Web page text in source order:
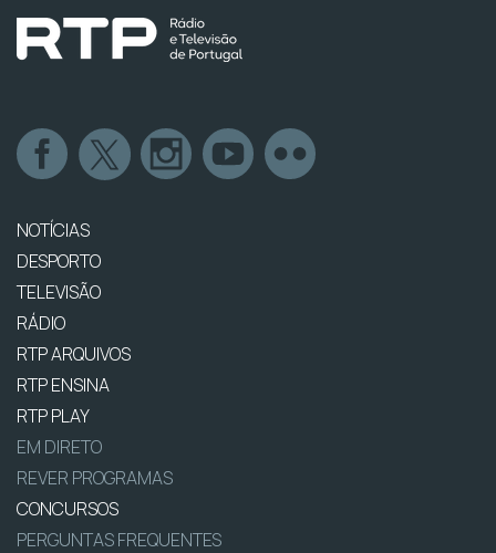
NOTÍCIAS
DESPORTO
TELEVISÃO
RÁDIO
RTP ARQUIVOS
RTP ENSINA
RTP PLAY
EM DIRETO
REVER PROGRAMAS
CONCURSOS
PERGUNTAS FREQUENTES